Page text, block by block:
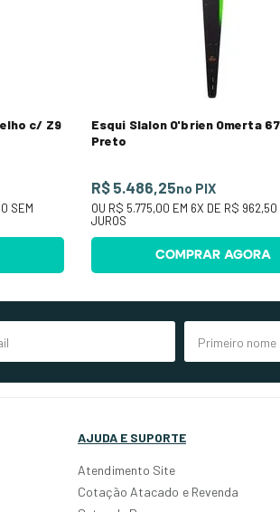
Z9
SEM
Esqui Slalon O'brien Omerta
Preto
R$ 5.486,25no PIX
OU R$ 5.775,00 EM 6X DE R$ 962,50
JUROS
COMPRAR AGORA
AJUDA E SUPORTE
Atendimento Site
Cotação Atacado e Revenda